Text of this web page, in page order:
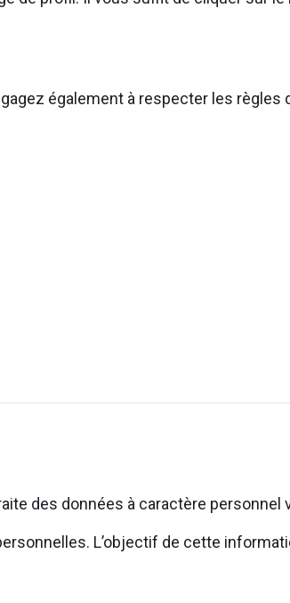
également à respecter les règles
des données à caractère personnel
L’objectif de cette